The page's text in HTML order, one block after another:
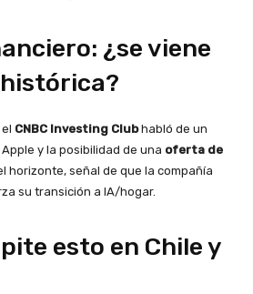
¿se viene
CNBC Investing Clubhabló de un
y la posibilidad de una oferta de
horizonte, señal de que la compañía
su transición a IA/hogar.
esto en Chile y